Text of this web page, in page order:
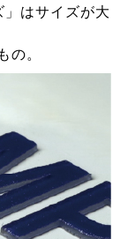
」はサイズが大
。